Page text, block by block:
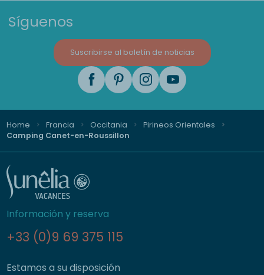
Síguenos
Suscribirse al boletín de noticias
Home Francia Occitania
Pirineos Orientales
Camping Canet-en-Roussillon
Información y reserva
+33 (0)9 69 375 115
Estamos a su disposición